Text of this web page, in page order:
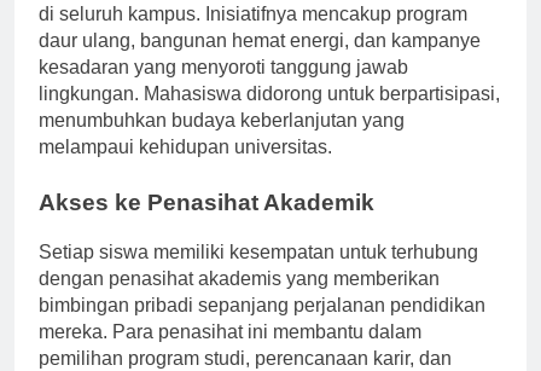
di seluruh kampus. Inisiatifnya mencakup program
daur ulang, bangunan hemat energi, dan kampanye
kesadaran yang menyoroti tanggung jawab
lingkungan. Mahasiswa didorong untuk berpartisipasi,
menumbuhkan budaya keberlanjutan yang
melampaui kehidupan universitas.
Akses ke Penasihat Akademik
Setiap siswa memiliki kesempatan untuk terhubung
dengan penasihat akademis yang memberikan
bimbingan pribadi sepanjang perjalanan pendidikan
mereka. Para penasihat ini membantu dalam
pemilihan program studi, perencanaan karir, dan